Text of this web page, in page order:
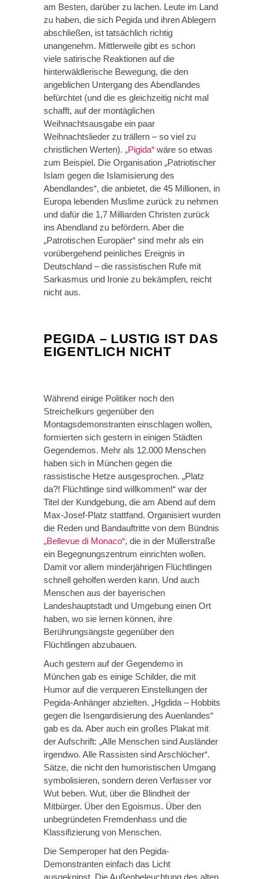
am Besten, darüber zu lachen. Leute im Land
zu haben, die sich Pegida und ihren Ablegern
abschließen, ist tatsächlich richtig
unangenehm. Mittlerweile gibt es schon
viele satirische Reaktionen auf die
hinterwäldlerische Bewegung, die den
angeblichen Untergang des Abendlandes
befürchtet (und die es gleichzeitig nicht mal
schafft, auf der montäglichen
Weihnachtsausgabe ein paar
Weihnachtslieder zu trällern – so viel zu
christlichen Werten). „Pigida“ wäre so etwas
zum Beispiel. Die Organisation „Patriotischer
Islam gegen die Islamisierung des
Abendlandes“, die anbietet, die 45 Millionen, in
Europa lebenden Muslime zurück zu nehmen
und dafür die 1,7 Milliarden Christen zurück
ins Abendland zu befördern. Aber die
„Patrotischen Europäer“ sind mehr als ein
vorübergehend peinliches Ereignis in
Deutschland – die rassistischen Rufe mit
Sarkasmus und Ironie zu bekämpfen, reicht
nicht aus.
PEGIDA – LUSTIG IST DAS
EIGENTLICH NICHT
Während einige Politiker noch den
Streichelkurs gegenüber den
Montagsdemonstranten einschlagen wollen,
formierten sich gestern in einigen Städten
Gegendemos. Mehr als 12.000 Menschen
haben sich in München gegen die
rassistische Hetze ausgesprochen. „Platz
da?! Flüchtlinge sind willkommen!“ war der
Titel der Kundgebung, die am Abend auf dem
Max-Josef-Platz stattfand. Organisiert wurden
die Reden und Bandauftritte von dem Bündnis
„Bellevue di Monaco“, die in der Müllerstraße
ein Begegnungszentrum einrichten wollen.
Damit vor allem minderjährigen Flüchtlingen
schnell geholfen werden kann. Und auch
Menschen aus der bayerischen
Landeshauptstadt und Umgebung einen Ort
haben, wo sie lernen können, ihre
Berührungsängste gegenüber den
Flüchtlingen abzubauen.
Auch gestern auf der Gegendemo in
München gab es einige Schilder, die mit
Humor auf die verqueren Einstellungen der
Pegida-Anhänger abzielten. „Hgdida – Hobbits
gegen die Isengardisierung des Auenlandes“
gab es da. Aber auch ein großes Plakat mit
der Aufschrift: „Alle Menschen sind Ausländer
irgendwo. Alle Rassisten sind Arschlöcher“.
Sätze, die nicht den humoristischen Umgang
symbolisieren, sondern deren Verfasser vor
Wut beben. Wut, über die Blindheit der
Mitbürger. Über den Egoismus. Über den
unbegründeten Fremdenhass und die
Klassifizierung von Menschen.
Die Semperoper hat den Pegida-
Demonstranten einfach das Licht
ausgeknipst. Die Außenbeleuchtung des alten